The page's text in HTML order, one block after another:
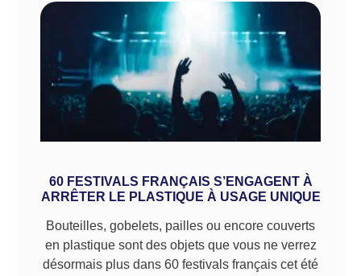
60 FESTIVALS FRANÇAIS S’ENGAGENT À
ARRÊTER LE PLASTIQUE À USAGE UNIQUE
Bouteilles, gobelets, pailles ou encore couverts
en plastique sont des objets que vous ne verrez
désormais plus dans 60 festivals français cet été